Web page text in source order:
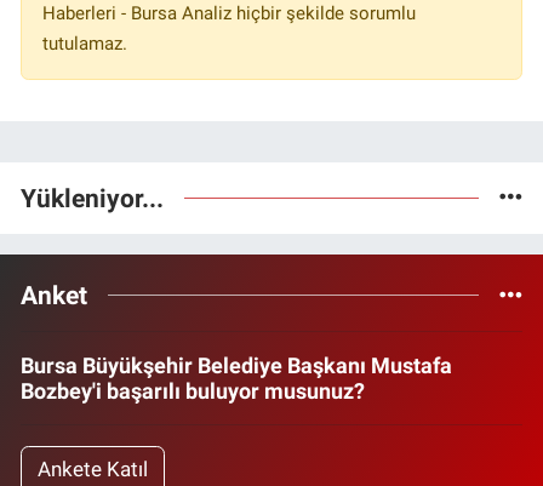
Haberleri - Bursa Analiz hiçbir şekilde sorumlu
tutulamaz.
Yükleniyor...
Anket
Bursa Büyükşehir Belediye Başkanı Mustafa
Bozbey'i başarılı buluyor musunuz?
Ankete Katıl